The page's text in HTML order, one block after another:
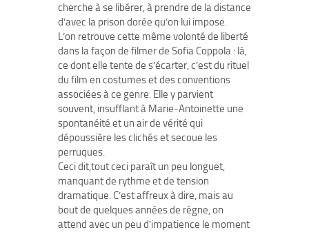
cherche à se libérer, à prendre de la distance
d’avec la prison dorée qu’on lui impose.
L’on retrouve cette même volonté de liberté
dans la façon de filmer de Sofia Coppola : là,
ce dont elle tente de s’écarter, c’est du rituel
du film en costumes et des conventions
associées à ce genre. Elle y parvient
souvent, insufflant à Marie-Antoinette une
spontanéité et un air de vérité qui
dépoussière les clichés et secoue les
perruques.
Ceci dit,tout ceci paraît un peu longuet,
manquant de rythme et de tension
dramatique. C’est affreux à dire, mais au
bout de quelques années de règne, on
attend avec un peu d’impatience le moment